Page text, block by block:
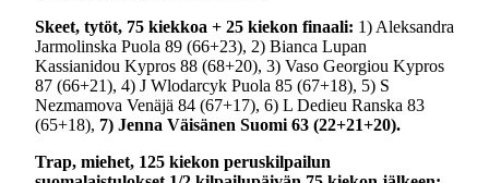
Skeet, tytöt, 75 kiekkoa + 25 kiekon finaali: 1) Aleksandra
Jarmolinska Puola 89 (66+23), 2) Bianca Lupan
Kassianidou Kypros 88 (68+20), 3) Vaso Georgiou Kypros
87 (66+21), 4) J Wlodarcyk Puola 85 (67+18), 5) S
Nezmamova Venäjä 84 (67+17), 6) L Dedieu Ranska 83
(65+18), 7) Jenna Väisänen Suomi 63 (22+21+20).
Trap, miehet, 125 kiekon peruskilpailun